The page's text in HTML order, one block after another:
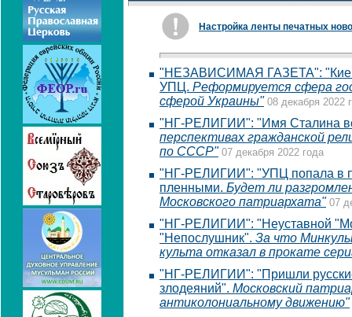
Настройка ленты печатных
"НЕЗАВИСИМАЯ ГАЗЕТА": "Киев
УПЦ. Реформируется сфера
сферой Украины" 08 декабря 2022
"НГ-РЕЛИГИИ": "Имя Сталина
перспективах гражданской
по СССР" 07 декабря 2022 года
"НГ-РЕЛИГИИ": "УПЦ попала в
пленными. Будет ли
Московского патриархата" 07
"НГ-РЕЛИГИИ": "Неуставной
"Непослушник". За что
культа отказал в прокате
"НГ-РЕЛИГИИ": "Пришли
злодеяний". Московский
антиколониальному движению"